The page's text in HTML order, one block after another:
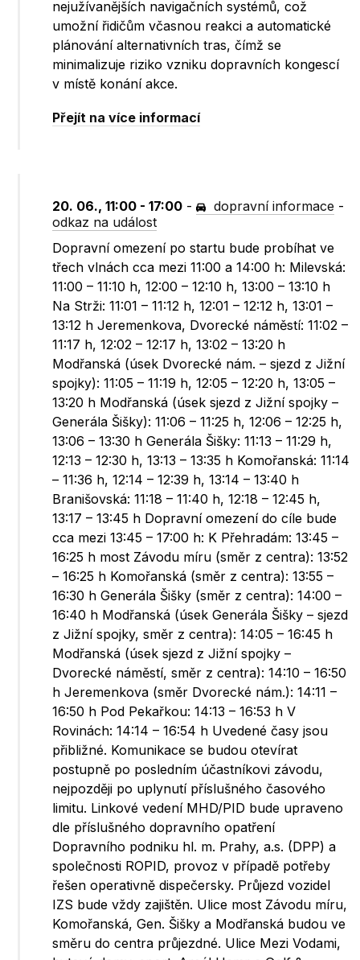
nejužívanějších navigačních systémů, což
umožní řidičům včasnou reakci a automatické
plánování alternativních tras, čímž se
minimalizuje riziko vzniku dopravních kongescí
v místě konání akce.
Přejít na více informací
20. 06., 11:00 - 17:00 - dopravní informace -
odkaz na událost
Dopravní omezení po startu bude probíhat ve
třech vlnách cca mezi 11:00 a 14:00 h: Milevská:
11:00 – 11:10 h, 12:00 – 12:10 h, 13:00 – 13:10 h
Na Strži: 11:01 – 11:12 h, 12:01 – 12:12 h, 13:01 –
13:12 h Jeremenkova, Dvorecké náměstí: 11:02 –
11:17 h, 12:02 – 12:17 h, 13:02 – 13:20 h
Modřanská (úsek Dvorecké nám. – sjezd z Jižní
spojky): 11:05 – 11:19 h, 12:05 – 12:20 h, 13:05 –
13:20 h Modřanská (úsek sjezd z Jižní spojky –
Generála Šišky): 11:06 – 11:25 h, 12:06 – 12:25 h,
13:06 – 13:30 h Generála Šišky: 11:13 – 11:29 h,
12:13 – 12:30 h, 13:13 – 13:35 h Komořanská: 11:14
– 11:36 h, 12:14 – 12:39 h, 13:14 – 13:40 h
Branišovská: 11:18 – 11:40 h, 12:18 – 12:45 h,
13:17 – 13:45 h Dopravní omezení do cíle bude
cca mezi 13:45 – 17:00 h: K Přehradám: 13:45 –
16:25 h most Závodu míru (směr z centra): 13:52
– 16:25 h Komořanská (směr z centra): 13:55 –
16:30 h Generála Šišky (směr z centra): 14:00 –
16:40 h Modřanská (úsek Generála Šišky – sjezd
z Jižní spojky, směr z centra): 14:05 – 16:45 h
Modřanská (úsek sjezd z Jižní spojky –
Dvorecké náměstí, směr z centra): 14:10 – 16:50
h Jeremenkova (směr Dvorecké nám.): 14:11 –
16:50 h Pod Pekařkou: 14:13 – 16:53 h V
Rovinách: 14:14 – 16:54 h Uvedené časy jsou
přibližné. Komunikace se budou otevírat
postupně po posledním účastníkovi závodu,
nejpozději po uplynutí příslušného časového
limitu. Linkové vedení MHD/PID bude upraveno
dle příslušného dopravního opatření
Dopravního podniku hl. m. Prahy, a.s. (DPP) a
společnosti ROPID, provoz v případě potřeby
řešen operativně dispečersky. Průjezd vozidel
IZS bude vždy zajištěn. Ulice most Závodu míru,
Komořanská, Gen. Šišky a Modřanská budou ve
směru do centra průjezdné. Ulice Mezi Vodami,